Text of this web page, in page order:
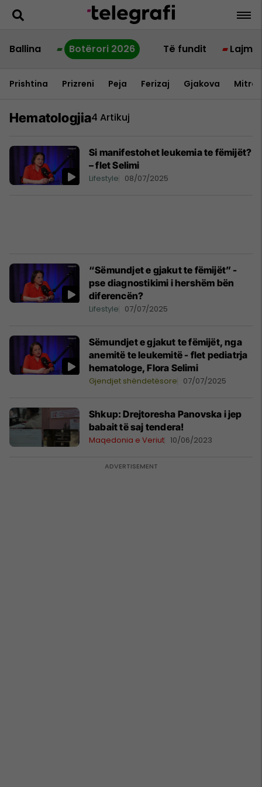
Ballina Botërori 2026 Të fundit Lajme
Prishtina Prizreni Peja Ferizaj Gjakova
Hematologjia4 Artikuj
Si manifestohet leukemia te fëmijët?
– flet Selimi
Lifestyle 08/07/2025
“Sëmundjet e gjakut te fëmijët” -
pse diagnostikimi i hershëm bën
diferencën?
Lifestyle 07/07/2025
Sëmundjet e gjakut te fëmijët, nga
anemitë te leukemitë - flet pediatrja
hematologe, Flora Selimi
Gjendjet shëndetësore 07/07/2025
Shkup: Drejtoresha Panovska i jep
babait të saj tendera!
Maqedonia e Veriut 10/06/2023